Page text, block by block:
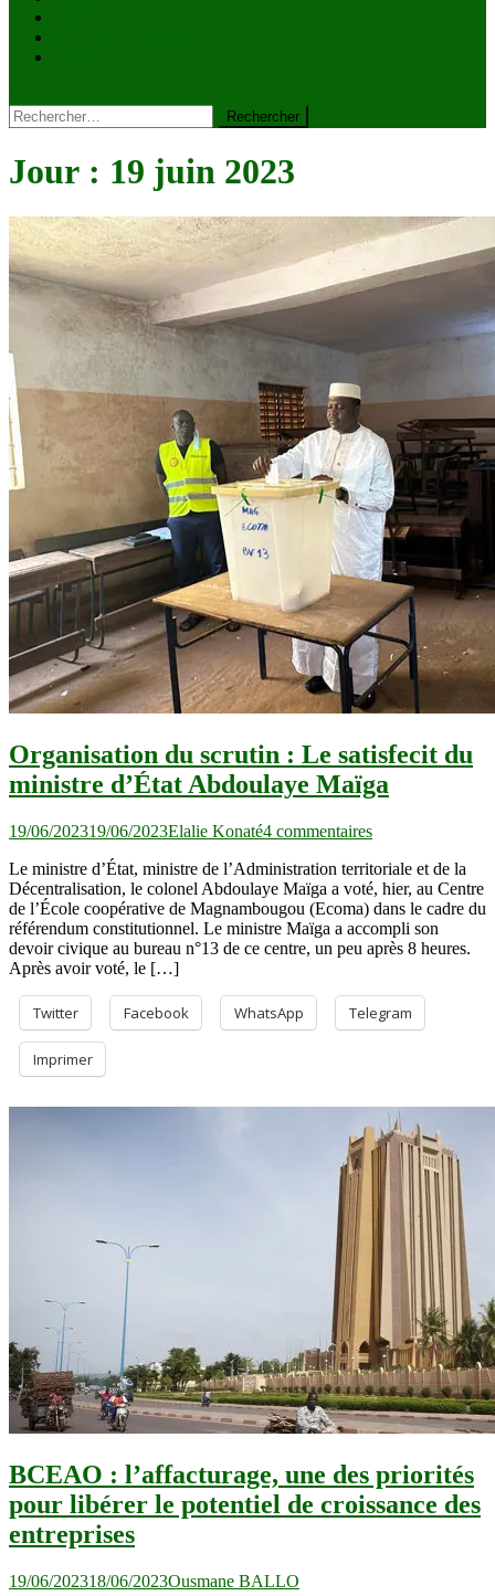
Rechercher :
Jour : 19 juin 2023
Organisation du scrutin : Le satisfecit du
ministre d’État Abdoulaye Maïga
19/06/202319/06/2023Elalie Konaté4 commentairessur
du
scrutin
:
Le
satisfecit
d’État
Abdoulaye
Le ministre d’État, ministre de l’Administration territoriale et de la
Décentralisation, le colonel Abdoulaye Maïga a voté, hier, au Centre
de l’École coopérative de Magnambougou (Ecoma) dans le cadre du
référendum constitutionnel. Le ministre Maïga a accompli son
devoir civique au bureau n°13 de ce centre, un peu après 8 heures.
Après avoir voté, le […]
Twitter Facebook WhatsApp Telegram
Imprimer
BCEAO : l’affacturage, une des priorités
pour libérer le potentiel de croissance des
entreprises
19/06/202318/06/2023Ousmane BALLO